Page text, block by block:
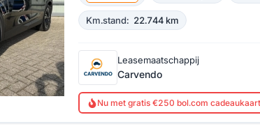
Km.stand: 22.744 km
Leasemaatschappij
Carvendo
Nu met gratis €250 bol.com cadeaukaart